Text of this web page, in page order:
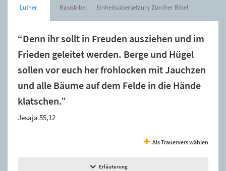
Luther Basisbibel Einheitsübersetzung Zürcher Bibel
“Denn ihr sollt in Freuden ausziehen und im
Frieden geleitet werden. Berge und Hügel
sollen vor euch her frohlocken mit Jauchzen
und alle Bäume auf dem Felde in die Hände
klatschen.”
Jesaja 55,12
Als Trauervers wählen
Erläuterung